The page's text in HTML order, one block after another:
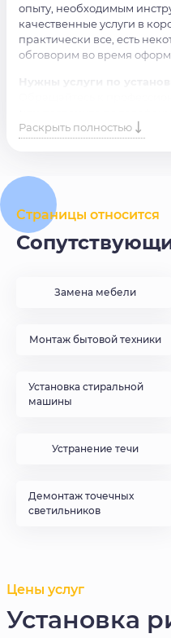
опыту, необходимым
качественные услуги в
практически все, есть
обговорим во время
Раскрыть полностью
Страницы относится
Замена мебели
Монтаж бытовой техники
Установка стиральной
машины
Устранение течи
Демонтаж точечных
светильников
Цены услуг
Установка